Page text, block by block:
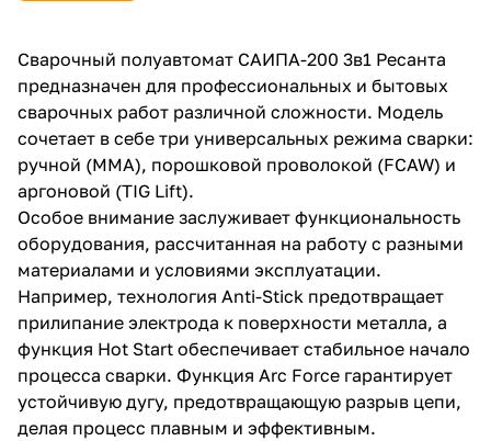
Сварочный полуавтомат САИПА-200 3в1 Ресанта
предназначен для профессиональных и бытовых
сварочных работ различной сложности. Модель
сочетает в себе три универсальных режима сварки:
ручной (MMA), порошковой проволокой (FCAW) и
аргоновой (TIG Lift).
Особое внимание заслуживает функциональность
оборудования, рассчитанная на работу с разными
материалами и условиями эксплуатации.
Например, технология Anti-Stick предотвращает
прилипание электрода к поверхности металла, а
функция Hot Start обеспечивает стабильное начало
процесса сварки. Функция Arc Force гарантирует
устойчивую дугу, предотвращающую разрыв цепи,
делая процесс плавным и эффективным.
раз в 2
недели